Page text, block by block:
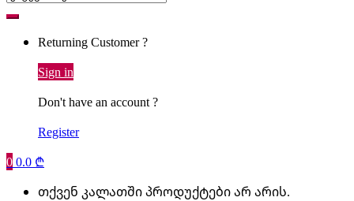
Returning Customer ?
Sign in
Don't have an account ?
Register
00.0 ₾
თქვენ კალათში პროდუქტები არ არის.